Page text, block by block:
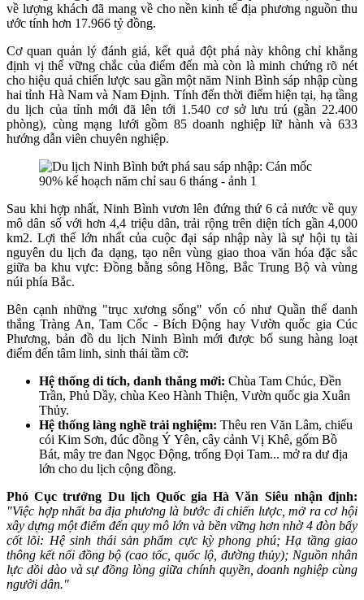
về lượng khách đã mang về cho nền kinh tế địa phương nguồn thu
ước tính hơn 17.966 tỷ đồng.
Cơ quan quản lý đánh giá, kết quả đột phá này không chỉ khẳng
định vị thế vững chắc của điểm đến mà còn là minh chứng rõ nét
cho hiệu quả chiến lược sau gần một năm Ninh Bình sáp nhập cùng
hai tỉnh Hà Nam và Nam Định. Tính đến thời điểm hiện tại, hạ tầng
du lịch của tỉnh mới đã lên tới 1.540 cơ sở lưu trú (gần 22.400
phòng), cùng mạng lưới gồm 85 doanh nghiệp lữ hành và 633
hướng dẫn viên chuyên nghiệp.
Sau khi hợp nhất, Ninh Bình vươn lên đứng thứ 6 cả nước về quy
mô dân số với hơn 4,4 triệu dân, trải rộng trên diện tích gần 4,000
km2. Lợi thế lớn nhất của cuộc đại sáp nhập này là sự hội tụ tài
nguyên du lịch đa dạng, tạo nên vùng giao thoa văn hóa đặc sắc
giữa ba khu vực: Đồng bằng sông Hồng, Bắc Trung Bộ và vùng
núi phía Bắc.
Bên cạnh những "trục xương sống" vốn có như Quần thể danh
thắng Tràng An, Tam Cốc - Bích Động hay Vườn quốc gia Cúc
Phương, bản đồ du lịch Ninh Bình mới được bổ sung hàng loạt
điểm đến tâm linh, sinh thái tầm cỡ:
Hệ thống di tích, danh thắng mới: Chùa Tam Chúc, Đền
Trần, Phủ Dầy, chùa Keo Hành Thiện, Vườn quốc gia Xuân
Thủy.
Hệ thống làng nghề trải nghiệm: Thêu ren Văn Lâm, chiếu
cói Kim Sơn, đúc đồng Ý Yên, cây cảnh Vị Khê, gốm Bồ
Bát, mây tre đan Ngọc Động, trống Đọi Tam... mở ra dư địa
lớn cho du lịch cộng đồng.
Phó Cục trưởng Du lịch Quốc gia Hà Văn Siêu nhận định:
"Việc hợp nhất ba địa phương là bước đi chiến lược, mở ra cơ hội
xây dựng một điểm đến quy mô lớn và bền vững hơn nhờ 4 đòn bẩy
cốt lõi: Hệ sinh thái sản phẩm cực kỳ phong phú; Hạ tầng giao
thông kết nối đồng bộ (cao tốc, quốc lộ, đường thủy); Nguồn nhân
lực dồi dào và sự đồng lòng giữa chính quyền, doanh nghiệp cùng
người dân."